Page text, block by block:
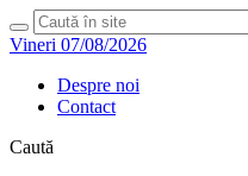
Vineri 07/08/2026
Despre noi
Contact
Caută